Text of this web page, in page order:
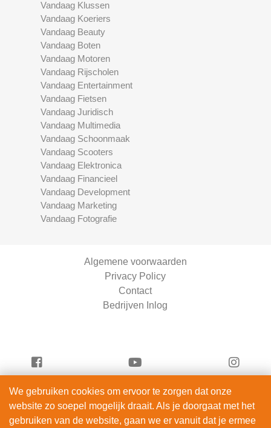
Vandaag Klussen
Vandaag Koeriers
Vandaag Beauty
Vandaag Boten
Vandaag Motoren
Vandaag Rijscholen
Vandaag Entertainment
Vandaag Fietsen
Vandaag Juridisch
Vandaag Multimedia
Vandaag Schoonmaak
Vandaag Scooters
Vandaag Elektronica
Vandaag Financieel
Vandaag Development
Vandaag Marketing
Vandaag Fotografie
Algemene voorwaarden
Privacy Policy
Contact
Bedrijven Inlog
Vandaag Scooters is onderdeel van
ServiceRight B.V. | KVK 90914872
We gebruiken cookies om ervoor te zorgen dat onze
website zo soepel mogelijk draait. Als je doorgaat met het
gebruiken van de website, gaan we er vanuit dat je ermee